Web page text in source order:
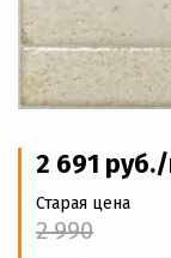
2 691 руб
Старая цена
2 990